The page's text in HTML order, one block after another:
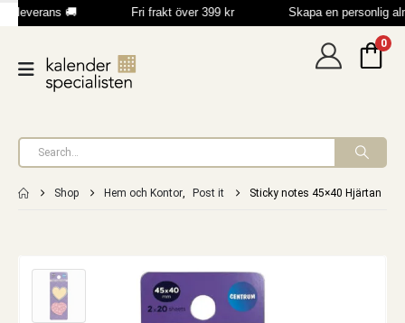
leverans 🚚 Fri frakt över 399 kr Skapa en personlig
0
Shop Hem och Kontor, Post it Sticky notes 45×40 Hjärtan